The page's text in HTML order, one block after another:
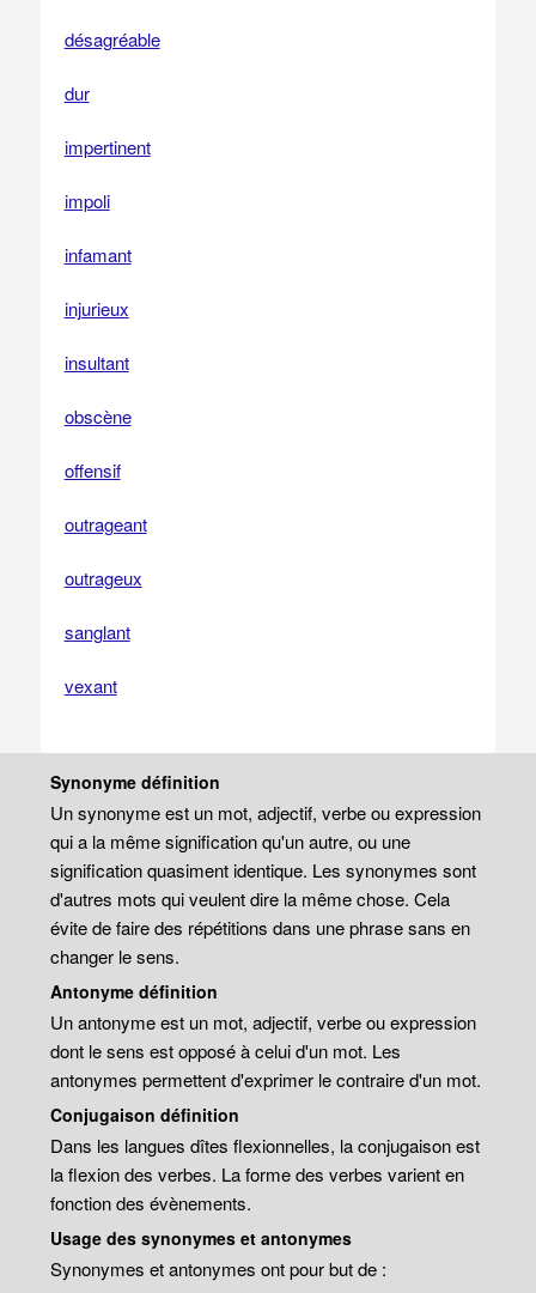
désagréable
dur
impertinent
impoli
infamant
injurieux
insultant
obscène
offensif
outrageant
outrageux
sanglant
vexant
Synonyme définition
Un synonyme est un mot, adjectif, verbe ou expression
qui a la même signification qu'un autre, ou une
signification quasiment identique. Les synonymes sont
d'autres mots qui veulent dire la même chose. Cela
évite de faire des répétitions dans une phrase sans en
changer le sens.
Antonyme définition
Un antonyme est un mot, adjectif, verbe ou expression
dont le sens est opposé à celui d'un mot. Les
antonymes permettent d'exprimer le contraire d'un mot.
Conjugaison définition
Dans les langues dîtes flexionnelles, la conjugaison est
la flexion des verbes. La forme des verbes varient en
fonction des évènements.
Usage des synonymes et antonymes
Synonymes et antonymes ont pour but de :